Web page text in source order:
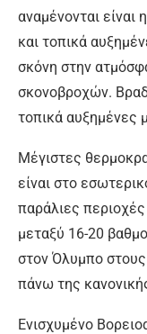
αναμένονται
και τοπικά
σκόνη στην
σκονοβροχών.
τοπικά αυξημένες
Μέγιστες
είναι στο
παράλιες
μεταξύ 16-20
στον Όλυμπο
πάνω της
Ενισχυμένο